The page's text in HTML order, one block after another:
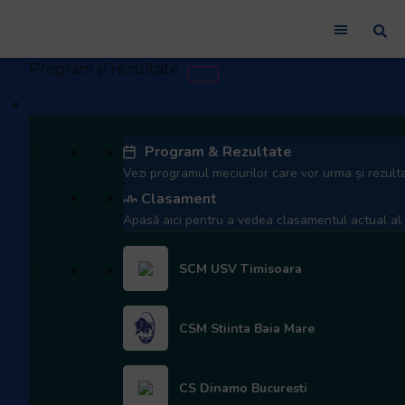
Program & Rezultate
Vezi programul meciurilor care vor urma și
Clasament
Apasă aici pentru a vedea clasamentul actual
SCM USV Timisoara
CSM Stiinta Baia Mare
CS Dinamo Bucuresti
iunie 16, 2025 Copii si Juniori
ACS Șoimii București, campioană
la U14. Podiumul este completat
de ACS Rugby Cluj Junior&Titanii
Sighișoara și CS Florin Popovici
Baia Mare.
Între 14-15 iunie, pe terenul de rugby din Parcul Sportiv